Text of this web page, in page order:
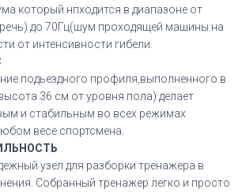
который нпходится в диапазоне от
до 70Гц(шум проходящей машины на
от интенсивности гибели.
подьездного профиля,выполненного в
36 см от уровня пола) делает
и стабильным во всех режимах
весе спортсмена.
узел для разборки тренажера в
Собранный тренажер легко и просто